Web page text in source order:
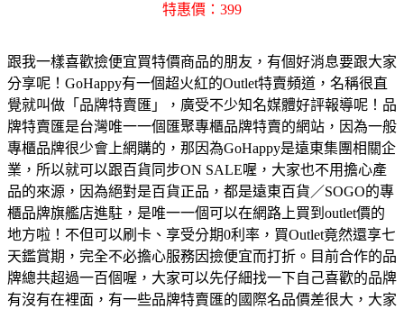
特惠價：399
跟我一樣喜歡撿便宜買特價商品的朋友，有個好消息要跟大家
分享呢！GoHappy有一個超火紅的Outlet特賣頻道，名稱很直
覺就叫做「品牌特賣匯」，廣受不少知名媒體好評報導呢！品
牌特賣匯是台灣唯一一個匯聚專櫃品牌特賣的網站，因為一般
專櫃品牌很少會上網購的，那因為GoHappy是遠東集團相關企
業，所以就可以跟百貨同步ON SALE喔，大家也不用擔心產
品的來源，因為絕對是百貨正品，都是遠東百貨／SOGO的專
櫃品牌旗艦店進駐，是唯一一個可以在網路上買到outlet價的
地方啦！不但可以刷卡、享受分期0利率，買Outlet竟然還享七
天鑑賞期，完全不必擔心服務因撿便宜而打折。目前合作的品
牌總共超過一百個喔，大家可以先仔細找一下自己喜歡的品牌
有沒有在裡面，有一些品牌特賣匯的國際名品價差很大，大家